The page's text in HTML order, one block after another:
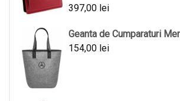
397,00 lei
Geanta de Cumparaturi
154,00 lei